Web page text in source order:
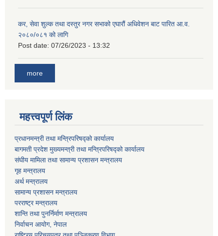
कर, सेवा शुल्क तथा दस्तुर नगर सभाको एघारौं अधिवेशन बाट पारित आ.व.
२०८०/०८१ को लागि
Post date: 07/26/2023 - 13:32
more
महत्त्वपूर्ण लिंक
प्रधानमन्त्री तथा मन्त्रिपरिषद्को कार्यालय
बागमती प्रदेश मुख्यमन्त्री तथा मन्त्रिपरिषद्को कार्यालय
संघीय मामिला तथा सामान्य प्रशासन मन्त्रालय
गृह मन्त्रालय
अर्थ मन्त्रालय
सामान्य प्रशासन मन्त्रालय
परराष्ट्र मन्त्रालय
शान्ति तथा पुनर्निर्माण मन्त्रालय
निर्वाचन आयोग, नेपाल